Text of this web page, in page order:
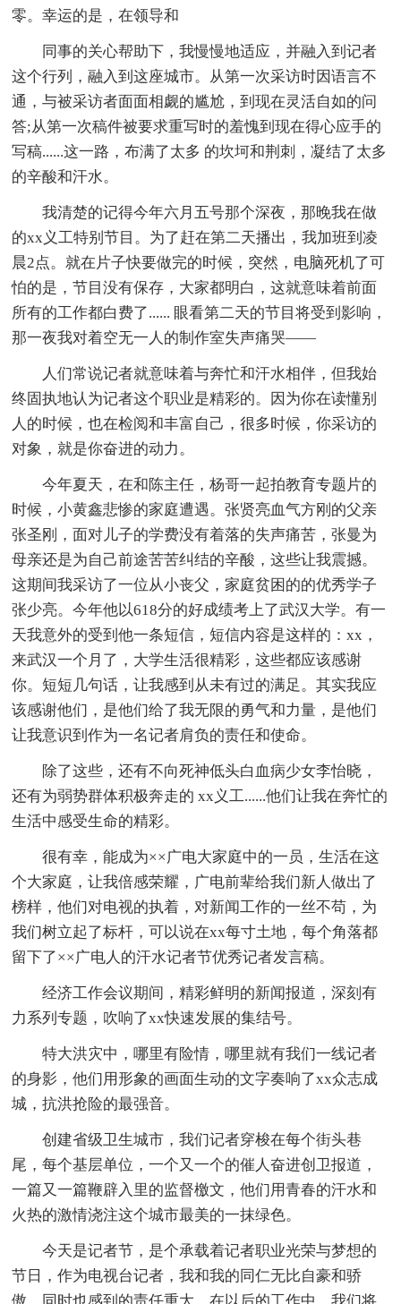
零。幸运的是，在领导和
同事的关心帮助下，我慢慢地适应，并融入到记者
这个行列，融入到这座城市。从第一次采访时因语言不
通，与被采访者面面相觑的尴尬，到现在灵活自如的问
答;从第一次稿件被要求重写时的羞愧到现在得心应手的
写稿......这一路，布满了太多 的坎坷和荆刺，凝结了太多
的辛酸和汗水。
我清楚的记得今年六月五号那个深夜，那晚我在做
的xx义工特别节目。为了赶在第二天播出，我加班到凌
晨2点。就在片子快要做完的时候，突然，电脑死机了可
怕的是，节目没有保存，大家都明白，这就意味着前面
所有的工作都白费了...... 眼看第二天的节目将受到影响，
那一夜我对着空无一人的制作室失声痛哭——
人们常说记者就意味着与奔忙和汗水相伴，但我始
终固执地认为记者这个职业是精彩的。因为你在读懂别
人的时候，也在检阅和丰富自己，很多时候，你采访的
对象，就是你奋进的动力。
今年夏天，在和陈主任，杨哥一起拍教育专题片的
时候，小黄鑫悲惨的家庭遭遇。张贤亮血气方刚的父亲
张圣刚，面对儿子的学费没有着落的失声痛苦，张曼为
母亲还是为自己前途苦苦纠结的辛酸，这些让我震撼。
这期间我采访了一位从小丧父，家庭贫困的的优秀学子
张少亮。今年他以618分的好成绩考上了武汉大学。有一
天我意外的受到他一条短信，短信内容是这样的：xx，
来武汉一个月了，大学生活很精彩，这些都应该感谢
你。短短几句话，让我感到从未有过的满足。其实我应
该感谢他们，是他们给了我无限的勇气和力量，是他们
让我意识到作为一名记者肩负的责任和使命。
除了这些，还有不向死神低头白血病少女李怡晓，
还有为弱势群体积极奔走的 xx义工......他们让我在奔忙的
生活中感受生命的精彩。
很有幸，能成为××广电大家庭中的一员，生活在这
个大家庭，让我倍感荣耀，广电前辈给我们新人做出了
榜样，他们对电视的执着，对新闻工作的一丝不苟，为
我们树立起了标杆，可以说在xx每寸土地，每个角落都
留下了××广电人的汗水记者节优秀记者发言稿。
经济工作会议期间，精彩鲜明的新闻报道，深刻有
力系列专题，吹响了xx快速发展的集结号。
特大洪灾中，哪里有险情，哪里就有我们一线记者
的身影，他们用形象的画面生动的文字奏响了xx众志成
城，抗洪抢险的最强音。
创建省级卫生城市，我们记者穿梭在每个街头巷
尾，每个基层单位，一个又一个的催人奋进创卫报道，
一篇又一篇鞭辟入里的监督檄文，他们用青春的汗水和
火热的激情浇注这个城市最美的一抹绿色。
今天是记者节，是个承载着记者职业光荣与梦想的
节日，作为电视台记者，我和我的同仁无比自豪和骄